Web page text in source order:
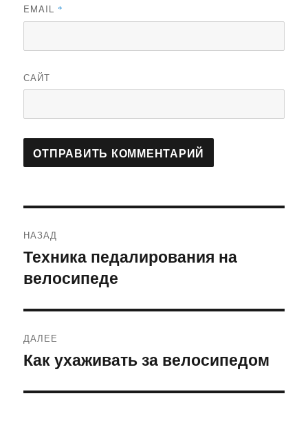
EMAIL *
САЙТ
по
записям
НАЗАД
Предыдущая
запись:
Техника педалирования на
велосипеде
ДАЛЕЕ
Следующая
Как ухаживать за велосипедом